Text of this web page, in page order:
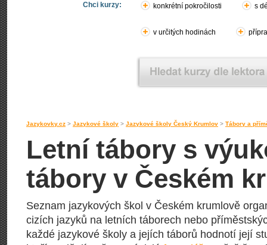
Chci kurzy: konkrétní pokročilosti s
v určitých hodinách
Jazykovky.cz > Jazykové školy > Jazykové školy Český Krumlov > Tábory a
Letní tábory s
tábory v Českém
Seznam jazykových škol v Českém krumlově
cizích jazyků na letních táborech nebo
každé jazykové školy a jejích táborů hodnotí její